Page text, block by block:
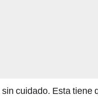
cuidado. Esta tiene